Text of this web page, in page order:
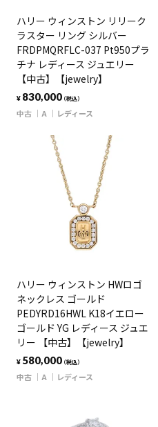
ハリー ウィンストン リリーク
ラスター リング シルバー
FRDPMQRFLC-037 Pt950プラ
チナ レディース ジュエリー
【中古】【jewelry】
¥ 830,000（税込）
中古 A レディース
ハリー ウィンストン HWロゴ
ネックレス ゴールド
PEDYRD16HWL K18イエロー
ゴールド YG レディース ジュエ
リー 【中古】【jewelry】
¥ 580,000（税込）
中古 A レディース